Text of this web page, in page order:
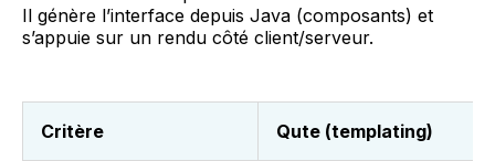
Il génère l’interface depuis Java (composants) et
s’appuie sur un rendu côté client/serveur.
Critère Qute (templating)